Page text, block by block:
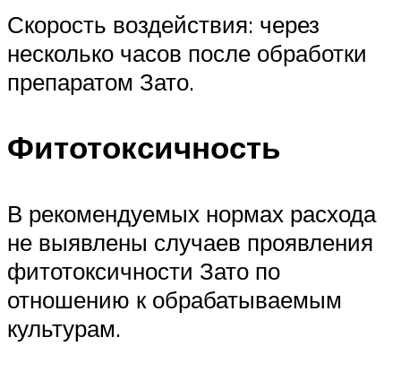
Скорость воздействия: через
несколько часов после обработки
препаратом Зато.
Фитотоксичность
В рекомендуемых нормах расхода
не выявлены случаев проявления
фитотоксичности Зато по
отношению к обрабатываемым
культурам.